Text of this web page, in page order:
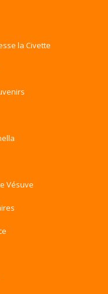
la Civette
Vésuve